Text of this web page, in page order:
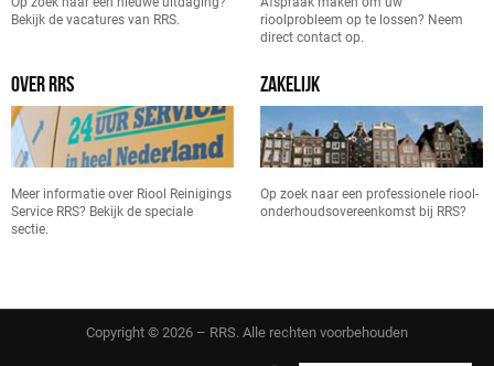
Bekijk de vacatures van RRS.
rioolprobleem op te lossen? Neem
direct contact op.
OVER RRS
Meer informatie over Riool Reinigings
Service RRS? Bekijk de speciale
sectie.
ZAKELIJK
Op zoek naar een professionele riool-
onderhoudsovereenkomst bij RRS?
Copyright © 2026 – RRS. Alle rechten voorbehouden